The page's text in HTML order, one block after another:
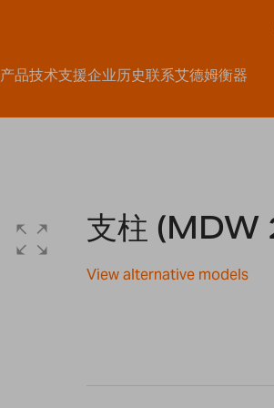
产品技术支援企业历史联系艾德姆衡器
支柱
View alternative models